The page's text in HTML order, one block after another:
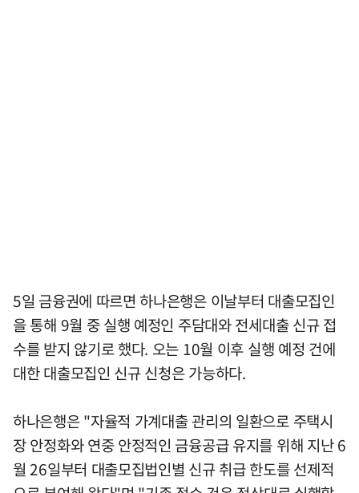
5일 금융권에 따르면 하나은행은 이날부터 대출모집인
을 통해 9월 중 실행 예정인 주담대와 전세대출 신규 접
수를 받지 않기로 했다. 오는 10월 이후 실행 예정 건에
대한 대출모집인 신규 신청은 가능하다.
하나은행은 "자율적 가계대출 관리의 일환으로 주택시
장 안정화와 연중 안정적인 금융공급 유지를 위해 지난 6
월 26일부터 대출모집법인별 신규 취급 한도를 선제적